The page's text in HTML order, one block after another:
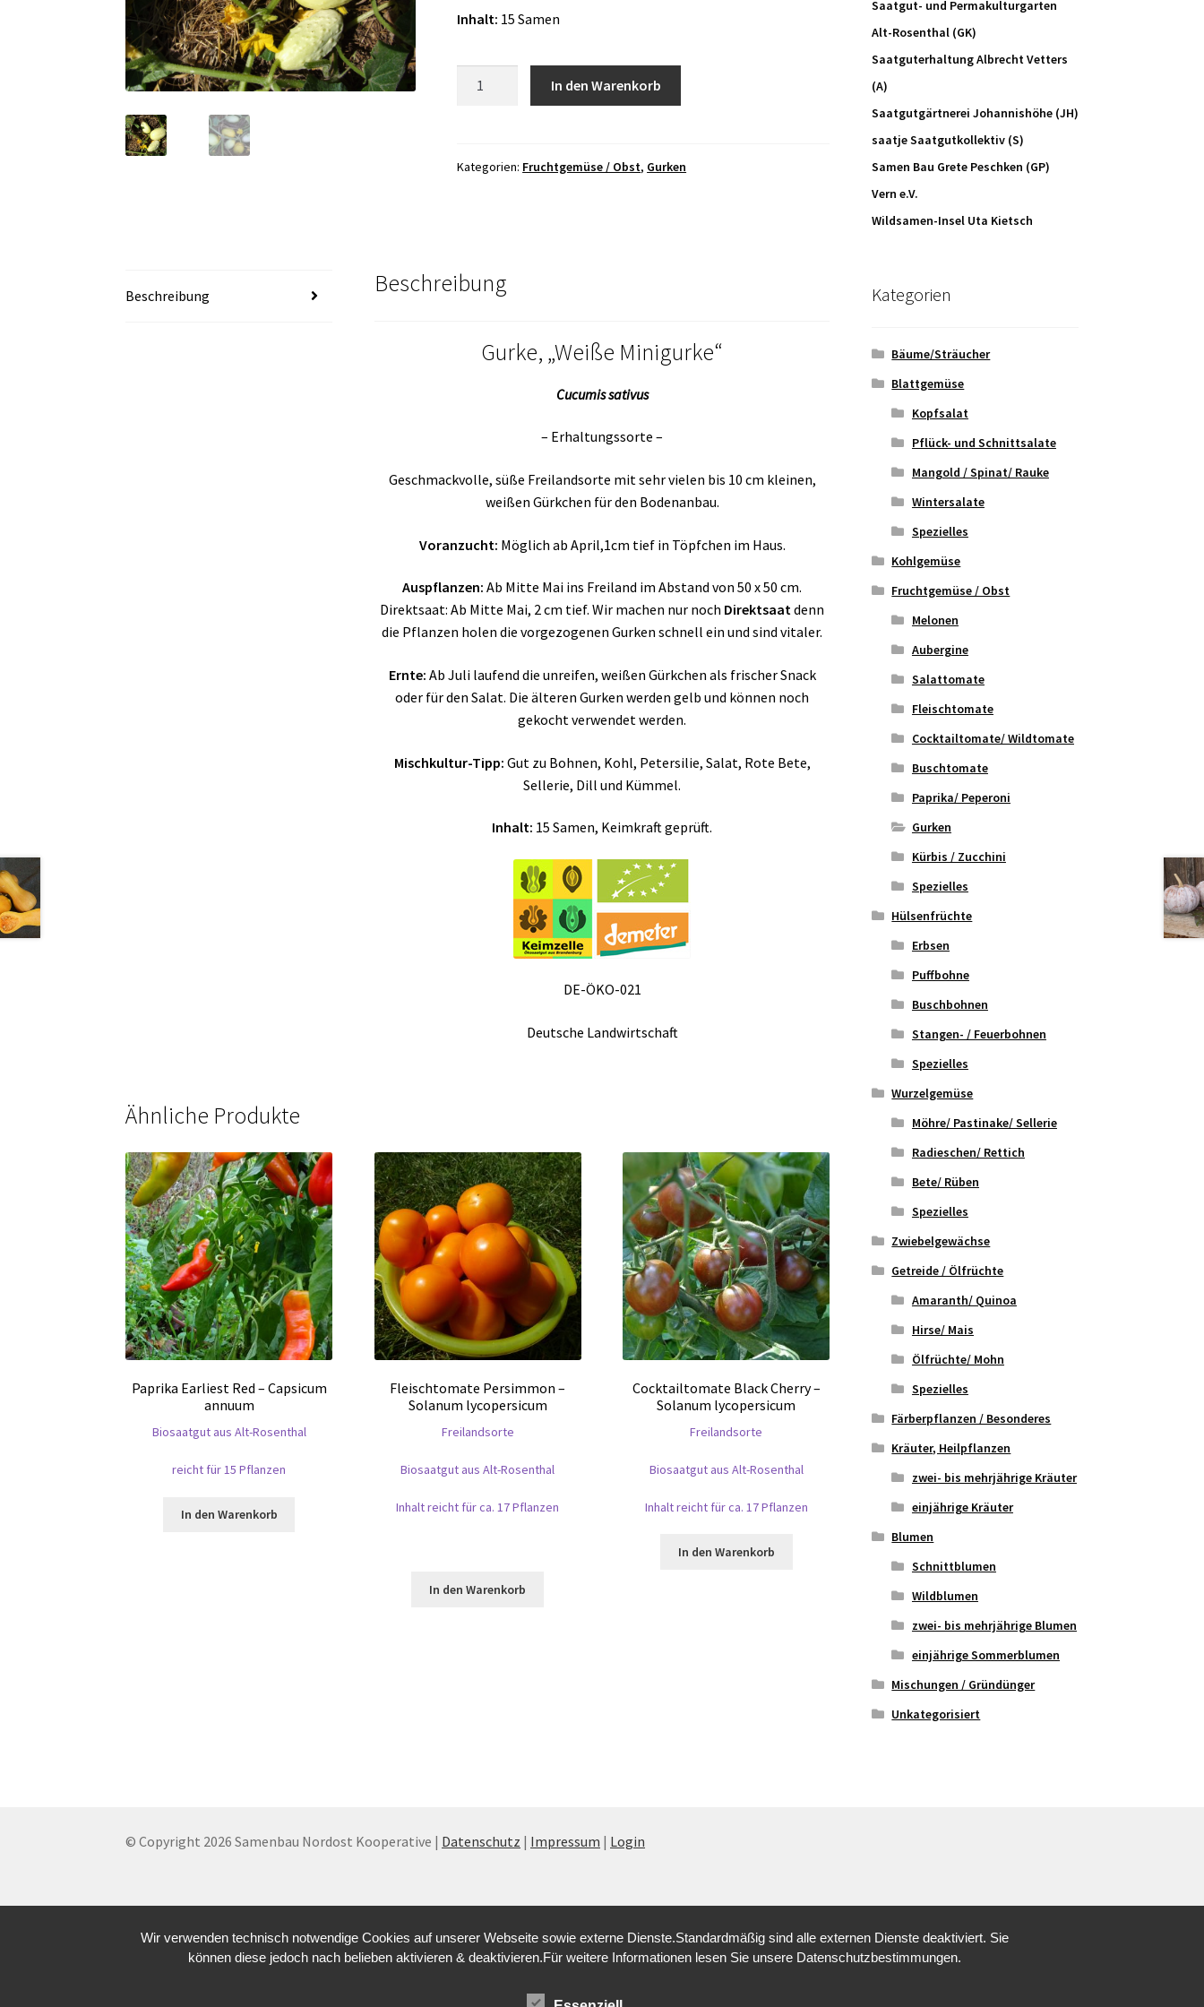
Inhalt: 15 Samen
In den Warenkorb
Kategorien: Fruchtgemüse / Obst, Gurken
Beschreibung Beschreibung
Gurke, „Weiße Minigurke“
Cucumis sativus
– Erhaltungssorte –
Geschmackvolle, süße Freilandsorte mit sehr vielen bis 10 cm kleinen,
weißen Gürkchen für den Bodenanbau.
Voranzucht: Möglich ab April,1cm tief in Töpfchen im Haus.
Auspflanzen: Ab Mitte Mai ins Freiland im Abstand von 50 x 50 cm.
Direktsaat: Ab Mitte Mai, 2 cm tief. Wir machen nur noch Direktsaatdenn
die Pflanzen holen die vorgezogenen Gurken schnell ein und sind vitaler.
Ernte: Ab Juli laufend die unreifen, weißen Gürkchen als frischer Snack
oder für den Salat. Die älteren Gurken werden gelb und können noch
gekocht verwendet werden.
Mischkultur-Tipp: Gut zu Bohnen, Kohl, Petersilie, Salat, Rote Bete,
Sellerie, Dill und Kümmel.
Inhalt: 15 Samen, Keimkraft geprüft.
DE-ÖKO-021
Deutsche Landwirtschaft
Ähnliche Produkte
Paprika Earliest Red – Capsicum
annuum
Biosaatgut aus Alt-Rosenthal
reicht für 15 Pflanzen
In den Warenkorb
Fleischtomate Persimmon –
Solanum lycopersicum
Freilandsorte
Biosaatgut aus Alt-Rosenthal
Inhalt reicht für ca. 17 Pflanzen
In den Warenkorb
Cocktailtomate Black Cherry –
Solanum lycopersicum
Freilandsorte
Biosaatgut aus Alt-Rosenthal
Inhalt reicht für ca. 17 Pflanzen
In den Warenkorb
Saatgut- und Permakulturgarten
Alt-Rosenthal (GK)
Saatguterhaltung Albrecht Vetters
(A)
Saatgutgärtnerei Johannishöhe (JH)
saatje Saatgutkollektiv (S)
Samen Bau Grete Peschken (GP)
Vern e.V.
Wildsamen-Insel Uta Kietsch
Kategorien
Bäume/Sträucher
Blattgemüse
Kopfsalat
Pflück- und Schnittsalate
Mangold / Spinat/ Rauke
Wintersalate
Spezielles
Kohlgemüse
Fruchtgemüse / Obst
Melonen
Aubergine
Salattomate
Fleischtomate
Cocktailtomate/ Wildtomate
Buschtomate
Paprika/ Peperoni
Gurken
Kürbis / Zucchini
Spezielles
Hülsenfrüchte
Erbsen
Puffbohne
Buschbohnen
Stangen- / Feuerbohnen
Spezielles
Wurzelgemüse
Möhre/ Pastinake/ Sellerie
Radieschen/ Rettich
Bete/ Rüben
Spezielles
Zwiebelgewächse
Getreide / Ölfrüchte
Amaranth/ Quinoa
Hirse/ Mais
Ölfrüchte/ Mohn
Spezielles
Färberpflanzen / Besonderes
Kräuter, Heilpflanzen
zwei- bis mehrjährige Kräuter
einjährige Kräuter
Blumen
Schnittblumen
Wildblumen
zwei- bis mehrjährige Blumen
einjährige Sommerblumen
Mischungen / Gründünger
Unkategorisiert
© Copyright 2026 Samenbau Nordost Kooperative | Datenschutz | Impressum | Login
Wir verwenden technisch notwendige Cookies auf unserer Webseite sowie externe Dienste.Standardmäßig sind alle externen Dienste deaktiviert. Sie
können diese jedoch nach belieben aktivieren & deaktivieren.Für weitere Informationen lesen Sie unsere Datenschutzbestimmungen.